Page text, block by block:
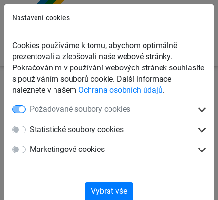
Nastavení cookies
Cookies používáme k tomu, abychom optimálně
prezentovali a zlepšovali naše webové stránky.
Pokračováním v používání webových stránek souhlasíte
s používáním souborů cookie. Další informace
naleznete v našem Ochrana osobních údajů.
Požadované soubory cookies
Statistické soubory cookies
Marketingové cookies
Vybrat vše
Dětská lanová hřiště
Houpačky a ptačí hnízda
Houpačky Ptačí hnízda
Houpací doplňkové prvky